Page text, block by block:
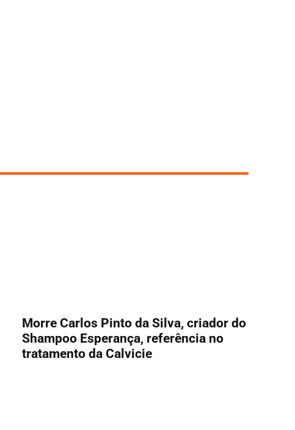
Morre Carlos Pinto da Silva, criador do
Shampoo Esperança, referência no
tratamento da Calvicie